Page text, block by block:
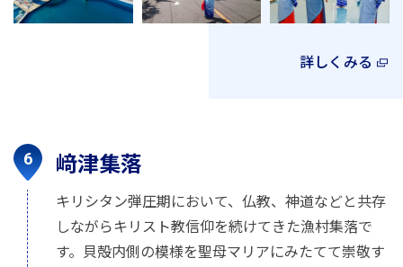
詳しくみる
﨑津集落
キリシタン弾圧期において、仏教、神道などと共存
しながらキリスト教信仰を続けてきた漁村集落で
す。貝殻内側の模様を聖母マリアにみたてて崇敬す